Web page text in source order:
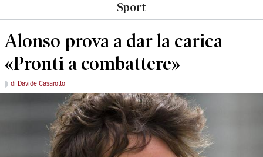
Sport
Alonso prova a dar la carica
«Pronti a combattere»
di Davide Casarotto